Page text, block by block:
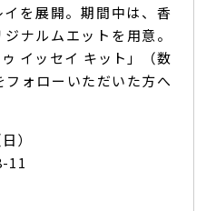
を展開。期間中は、香
ナルムエットを用意。
イッセイ キット」（数
ォローいただいた方へ
）
11